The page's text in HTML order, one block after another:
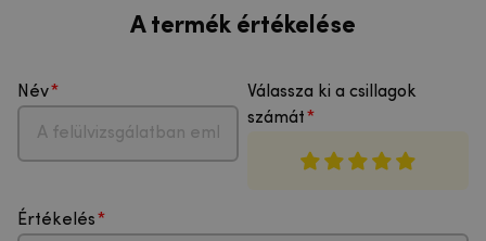
A termék értékelése
Név
Válassza ki a csillagok
számát
Értékelés